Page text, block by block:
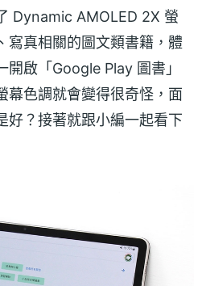
Dynamic AMOLED 2X 螢
寫真相關的圖文類書籍，體
啟「Google Play 圖書」
幕色調就會變得很奇怪，面
好？接著就跟小編一起看下